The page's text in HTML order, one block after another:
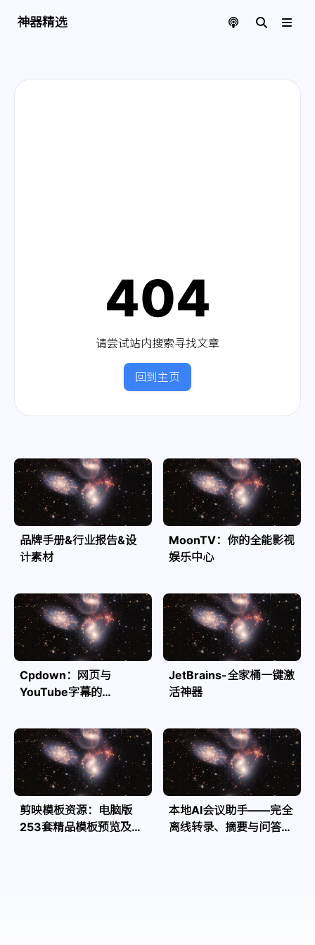
神器精选
404
请尝试站内搜索寻找文章
回到主页
品牌手册&行业报告&设
计素材
MoonTV：你的全能影视
娱乐中心
Cpdown：网页与
YouTube字幕的
JetBrains-全家桶一键激
活神器
剪映模板资源：电脑版
253套精品模板预览及源
本地AI会议助手——完全
离线转录、摘要与问答，